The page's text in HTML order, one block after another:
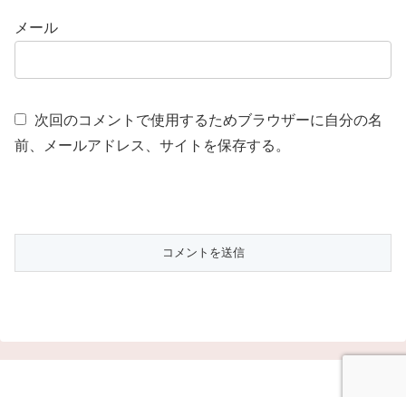
メール
次回のコメントで使用するためブラウザーに自分の名
前、メールアドレス、サイトを保存する。